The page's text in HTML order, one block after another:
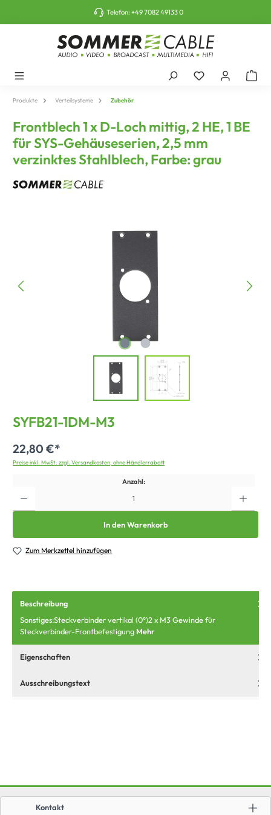
Telefon:+49 7082 49133 0
Produkte Verteilsysteme Zubehör
Frontblech 1 x D-Loch mittig, 2 HE, 1 BE
für SYS-Gehäuseserien, 2,5 mm
verzinktes Stahlblech, Farbe: grau
SYFB21-1DM-M3
22,80 €*
Preise inkl. MwSt. zzgl. Versandkosten, ohne Händlerrabatt
Anzahl:
In den Warenkorb
Zum Merkzettel hinzufügen
Beschreibung
Sonstiges:Steckverbinder vertikal (0°)2 x M3 Gewinde für
Steckverbinder-Frontbefestigung Mehr
Eigenschaften
Ausschreibungstext
Kontakt